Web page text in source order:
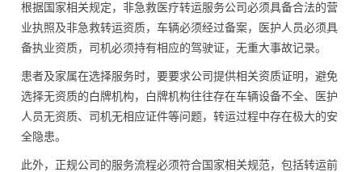
根据国家相关规定，非急救医疗转运服务公司必须具备合法的营
业执照及非急救转运资质，车辆必须经过备案，医护人员必须具
备执业资质，司机必须持有相应的驾驶证，无重大事故记录。
患者及家属在选择服务时，要要求公司提供相关资质证明，避免
选择无资质的白牌机构，白牌机构往往存在车辆设备不全、医护
人员无资质、司机无相应证件等问题，转运过程中存在极大的安
全隐患。
此外，正规公司的服务流程必须符合国家相关规范，包括转运前